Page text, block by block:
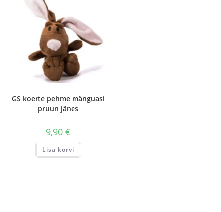
GS koerte pehme mänguasi
pruun jänes
9,90€
Lisa korvi